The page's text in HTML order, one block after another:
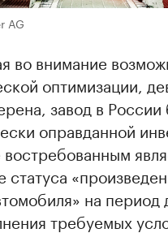
AG
во внимание
оптимизации,
завод в России
оправданной
статуса
на период
требуемых